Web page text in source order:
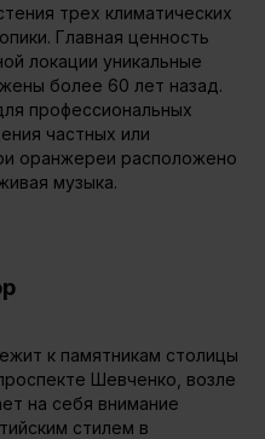
трех климатических
Главная ценность
локации уникальные
более 60 лет назад.
профессиональных
частных или
оранжереи расположено
музыка.
к памятникам столицы
Шевченко, возле
на себя внимание
стилем в